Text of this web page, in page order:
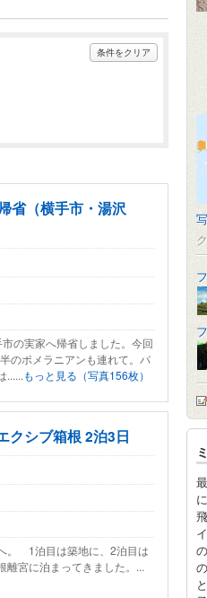
条件をクリア
省（横手市・湯沢
の実家へ帰省しました。今回
のポメラニアンも連れて。パ
......もっと見る（写真156枚）
クシブ箱根 2泊3日
。 1泊目は築地に、2泊目は
離宮に泊まってきました。...